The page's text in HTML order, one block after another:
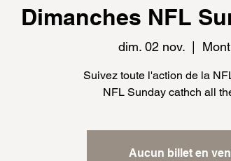
Dimanches NFL
dim. 02 nov.
  |
Suivez toute l'action de la
NFL Sunday cathch all
Aucun billet en